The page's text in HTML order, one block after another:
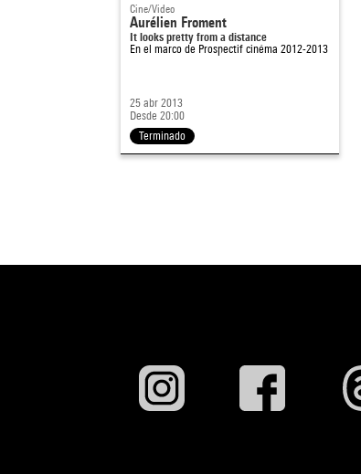
Cine/Video
Aurélien Froment
It looks pretty from a distance
En el marco de Prospectif cinéma 2012-2013
25 abr 2013
Desde 20:00
Terminado